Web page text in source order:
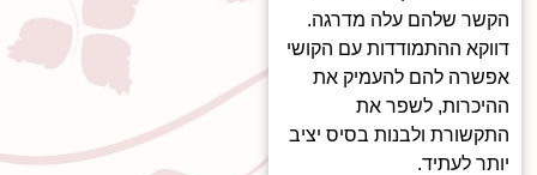
הקשר שלהם עלה מדרגה.
דווקא ההתמודדות עם הקושי
אפשרה להם להעמיק את
ההיכרות, לשפר את
התקשורת ולבנות בסיס יציב
יותר לעתיד.